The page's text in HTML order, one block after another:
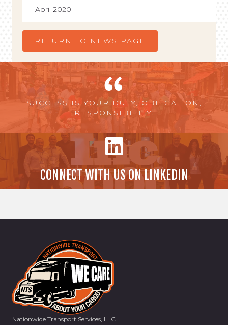
April 2020
RETURN TO NEWS PAGE
SUCCESS IS YOUR DUTY, OBLIGATION,
RESPONSIBILITY.
CONNECT WITH US ON LINKEDIN
Nationwide Transport Services, LLC